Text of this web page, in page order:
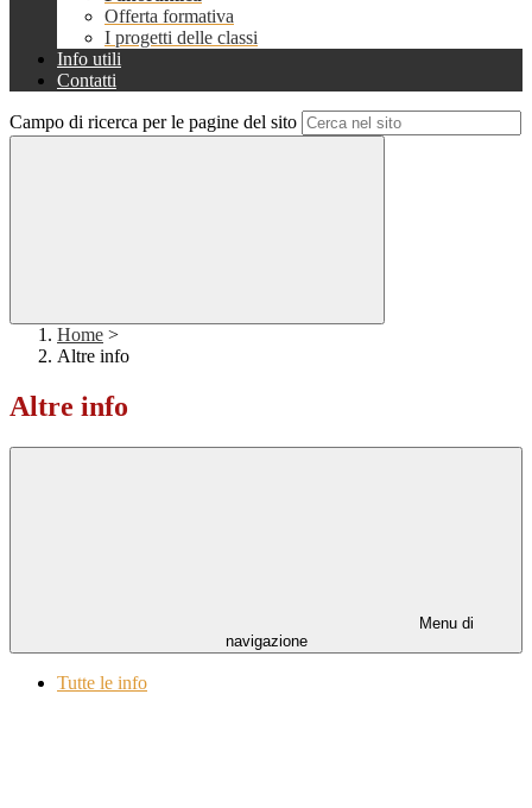
Offerta formativa
I progetti delle classi
Info utili
Contatti
Campo di ricerca per le pagine del sito
Home >
Altre info
Altre info
Menu di
navigazione
Tutte le info